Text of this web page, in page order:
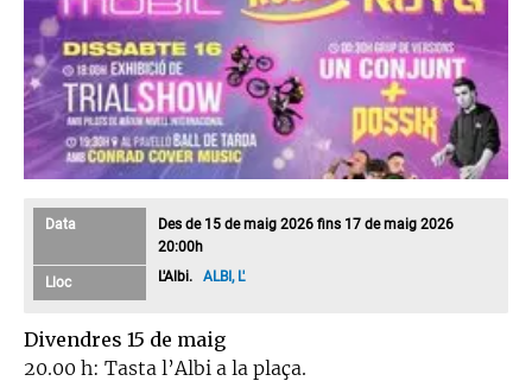
Data
Des de 15 de maig 2026 fins 17 de maig 2026
20:00h
Lloc L'Albi.ALBI, L'
Divendres 15 de maig
20.00 h: Tasta l’Albi a la plaça.